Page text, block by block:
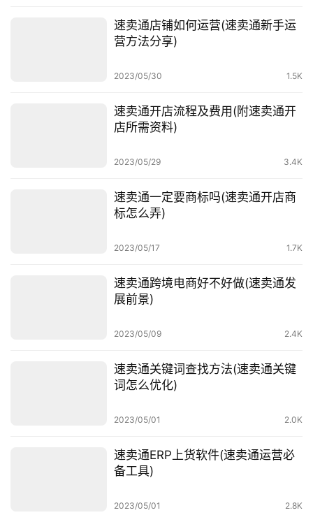
速卖通店铺如何运营(速卖通新手运
营方法分享)
2023/05/30 1.5K
速卖通开店流程及费用(附速卖通开
店所需资料)
2023/05/29 3.4K
速卖通一定要商标吗(速卖通开店商
标怎么弄)
2023/05/17 1.7K
速卖通跨境电商好不好做(速卖通发
展前景)
2023/05/09 2.4K
速卖通关键词查找方法(速卖通关键
词怎么优化)
2023/05/01 2.0K
速卖通ERP上货软件(速卖通运营必
备工具)
2023/05/01 2.8K